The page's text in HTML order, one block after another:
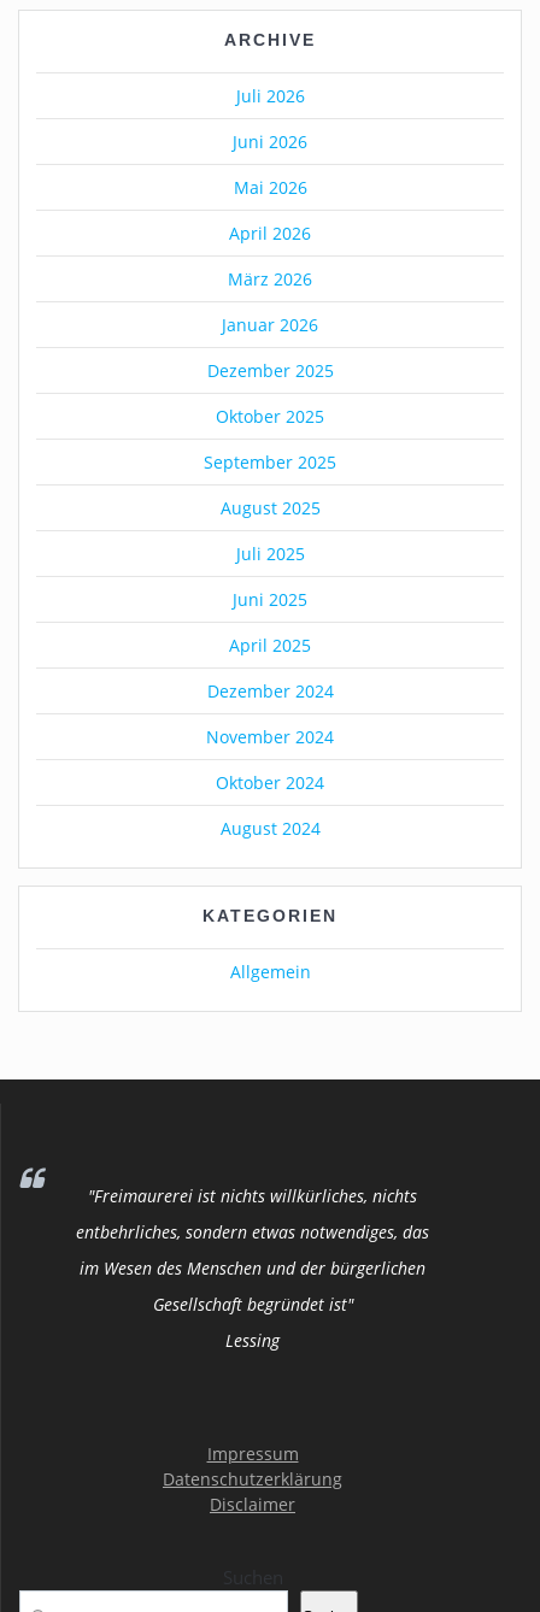
ARCHIVE
Juli 2026
Juni 2026
Mai 2026
April 2026
März 2026
Januar 2026
Dezember 2025
Oktober 2025
September 2025
August 2025
Juli 2025
Juni 2025
April 2025
Dezember 2024
November 2024
Oktober 2024
August 2024
KATEGORIEN
Allgemein
"Freimaurerei ist nichts willkürliches, nichts
entbehrliches, sondern etwas notwendiges, das
im Wesen des Menschen und der bürgerlichen
Gesellschaft begründet ist"
Lessing
Impressum
Datenschutzerklärung
Disclaimer
Suchen